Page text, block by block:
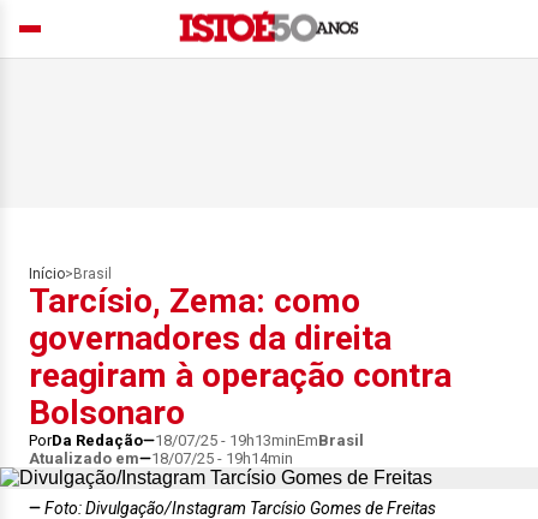
Início> Brasil
Tarcísio, Zema: como
governadores da direita
reagiram à operação contra
Bolsonaro
PorDa Redação 18/07/25 - 19h13minEmBrasil
Atualizado em
18/07/25 - 19h14min
Foto: Divulgação/Instagram Tarcísio Gomes de Freitas